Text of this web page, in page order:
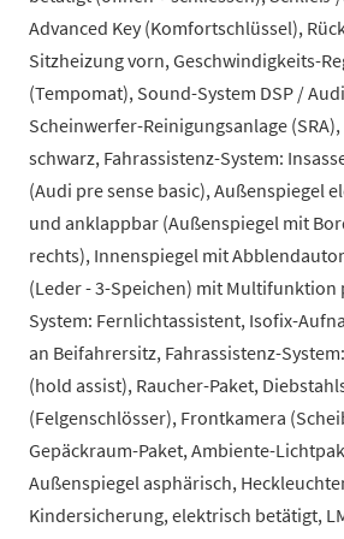
Advanced Key (Komfortschlüssel),
Sitzheizung vorn, Geschwindigkeits-
(Tempomat), Sound-System DSP /
Scheinwerfer-Reinigungsanlage
schwarz, Fahrassistenz-System:
(Audi pre sense basic), Außenspiegel
und anklappbar (Außenspiegel mit
rechts), Innenspiegel mit
(Leder - 3-Speichen) mit Multifunktion
System: Fernlichtassistent, Isofix-
an Beifahrersitz, Fahrassistenz-
(hold assist), Raucher-Paket,
(Felgenschlösser), Frontkamera
Gepäckraum-Paket, Ambiente-
Außenspiegel asphärisch,
Kindersicherung, elektrisch betätigt,